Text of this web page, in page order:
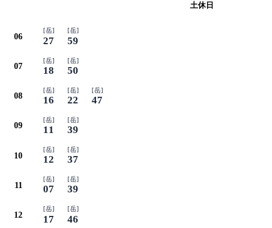
土休日
06
[岳]
27
[岳]
59
07
[岳]
18
[岳]
50
08
[岳]
16
[岳]
22
[岳]
47
09
[岳]
11
[岳]
39
10
[岳]
12
[岳]
37
11
[岳]
07
[岳]
39
12
[岳]
17
[岳]
46